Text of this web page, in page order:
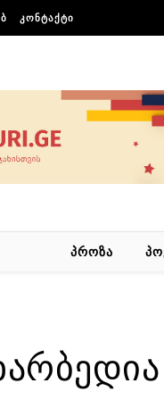
ᲙᲝᲜᲢᲐᲥᲢᲘ
ᲞᲠᲝᲖᲐ